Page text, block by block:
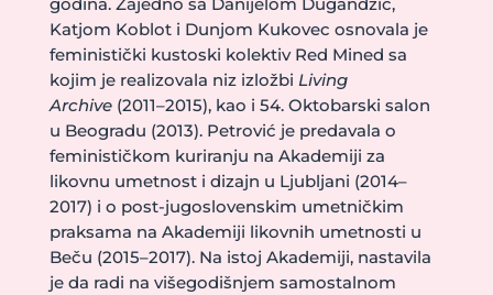
Katjom Koblot i Dunjom Kukovec osnovala je
feministički kustoski kolektiv Red Mined sa
kojim je realizovala niz izložbi Living
Archive(2011–2015), kao i 54. Oktobarski salon
u Beogradu (2013). Petrović je predavala o
feminističkom kuriranju na Akademiji za
likovnu umetnost i dizajn u Ljubljani (2014–
2017) i o post-jugoslovenskim umetničkim
praksama na Akademiji likovnih umetnosti u
Beču (2015–2017). Na istoj Akademiji, nastavila
je da radi na višegodišnjem samostalnom